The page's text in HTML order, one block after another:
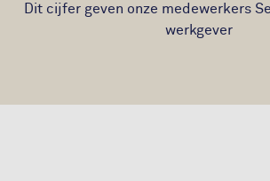
Dit cijfer geven onze medewerkers
werkgever